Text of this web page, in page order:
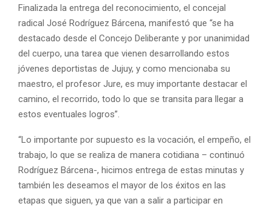
Finalizada la entrega del reconocimiento, el concejal
radical José Rodríguez Bárcena, manifestó que “se ha
destacado desde el Concejo Deliberante y por unanimidad
del cuerpo, una tarea que vienen desarrollando estos
jóvenes deportistas de Jujuy, y como mencionaba su
maestro, el profesor Jure, es muy importante destacar el
camino, el recorrido, todo lo que se transita para llegar a
estos eventuales logros”.
“Lo importante por supuesto es la vocación, el empeño, el
trabajo, lo que se realiza de manera cotidiana – continuó
Rodríguez Bárcena-, hicimos entrega de estas minutas y
también les deseamos el mayor de los éxitos en las
etapas que siguen, ya que van a salir a participar en